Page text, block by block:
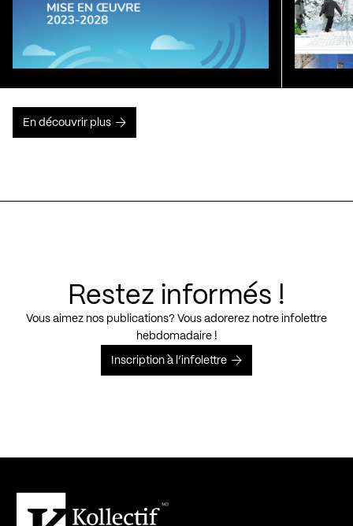
En découvrir plus
Restez informés !
Vous aimez nos publications? Vous adorerez notre infolettre
hebdomadaire !
Inscription à l’infolettre